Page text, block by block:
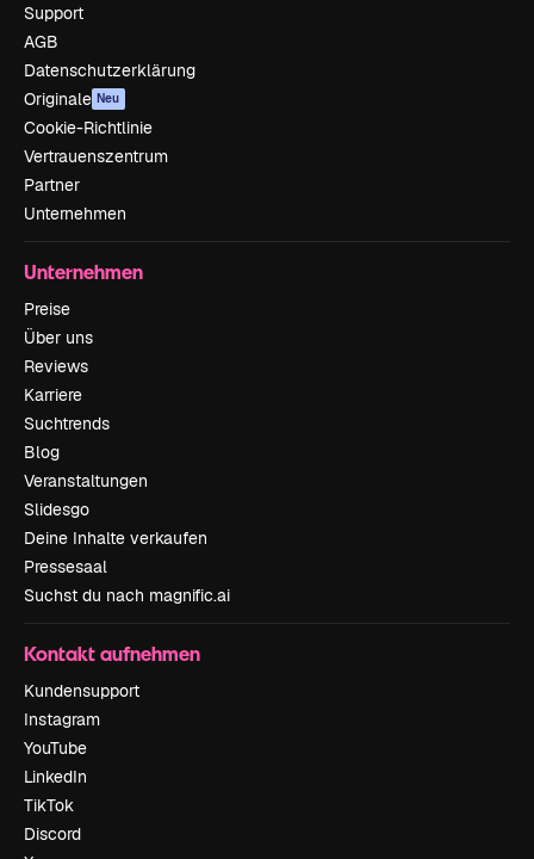
Support
AGB
Datenschutzerklärung
Originale Neu
Cookie-Richtlinie
Vertrauenszentrum
Partner
Unternehmen
Unternehmen
Preise
Über uns
Reviews
Karriere
Suchtrends
Blog
Veranstaltungen
Slidesgo
Deine Inhalte verkaufen
Pressesaal
Suchst du nach magnific.ai
Kontakt aufnehmen
Kundensupport
Instagram
YouTube
LinkedIn
TikTok
Discord